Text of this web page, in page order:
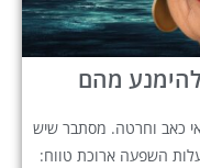
מהם
או 80 או 90ואתם מלאי כאב וחרטה. מסתבר שיש
בעלות השפעה ארוכת טווח: